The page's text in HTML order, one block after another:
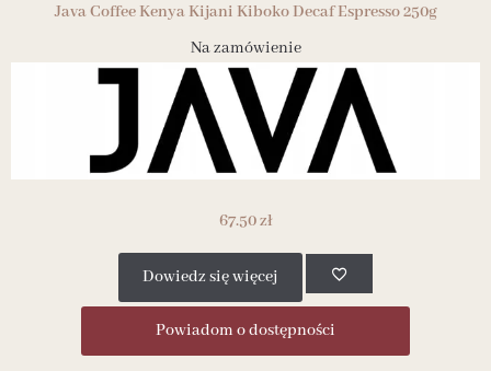
Java Coffee Kenya Kijani Kiboko Decaf Espresso 250g
Na zamówienie
67.50zł
Dowiedz się więcej
Powiadom o dostępności